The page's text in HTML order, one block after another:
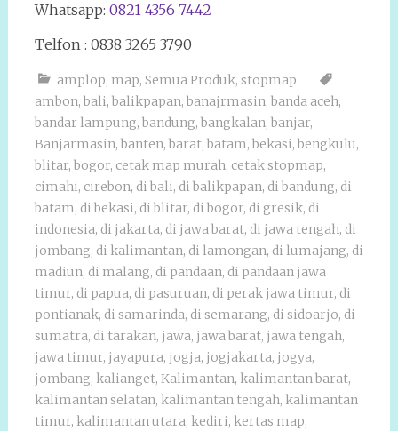
Whatsapp: 0821 4356 7442
Telfon : 0838 3265 3790
amplop, map, Semua Produk, stopmap
ambon, bali, balikpapan, banajrmasin, banda aceh,
bandar lampung, bandung, bangkalan, banjar,
Banjarmasin, banten, barat, batam, bekasi, bengkulu,
blitar, bogor, cetak map murah, cetak stopmap,
cimahi, cirebon, di bali, di balikpapan, di bandung, di
batam, di bekasi, di blitar, di bogor, di gresik, di
indonesia, di jakarta, di jawa barat, di jawa tengah, di
jombang, di kalimantan, di lamongan, di lumajang, di
madiun, di malang, di pandaan, di pandaan jawa
timur, di papua, di pasuruan, di perak jawa timur, di
pontianak, di samarinda, di semarang, di sidoarjo, di
sumatra, di tarakan, jawa, jawa barat, jawa tengah,
jawa timur, jayapura, jogja, jogjakarta, jogya,
jombang, kalianget, Kalimantan, kalimantan barat,
kalimantan selatan, kalimantan tengah, kalimantan
timur, kalimantan utara, kediri, kertas map,